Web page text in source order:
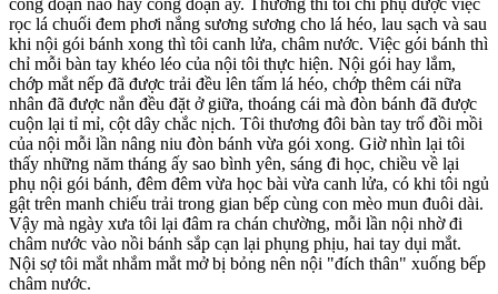
rọc lá chuối đem phơi nắng sương sương cho lá héo, lau sạch và sau
khi nội gói bánh xong thì tôi canh lửa, châm nước. Việc gói bánh thì
chỉ mỗi bàn tay khéo léo của nội tôi thực hiện. Nội gói hay lắm,
chớp mắt nếp đã được trải đều lên tấm lá héo, chớp thêm cái nữa
nhân đã được nắn đều đặt ở giữa, thoáng cái mà đòn bánh đã được
cuộn lại tỉ mỉ, cột dây chắc nịch. Tôi thương đôi bàn tay trổ đồi mồi
của nội mỗi lần nâng niu đòn bánh vừa gói xong. Giờ nhìn lại tôi
thấy những năm tháng ấy sao bình yên, sáng đi học, chiều về lại
phụ nội gói bánh, đêm đêm vừa học bài vừa canh lửa, có khi tôi ngủ
gật trên manh chiếu trải trong gian bếp cùng con mèo mun đuôi dài.
Vậy mà ngày xưa tôi lại đâm ra chán chường, mỗi lần nội nhờ đi
châm nước vào nồi bánh sắp cạn lại phụng phịu, hai tay dụi mắt.
Nội sợ tôi mắt nhắm mắt mở bị bỏng nên nội "đích thân" xuống bếp
châm nước.